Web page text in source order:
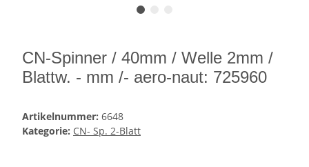
CN-Spinner / 40mm / Welle 2mm /
Blattw. - mm /- aero-naut: 725960
Artikelnummer: 6648
Kategorie: CN- Sp. 2-Blatt